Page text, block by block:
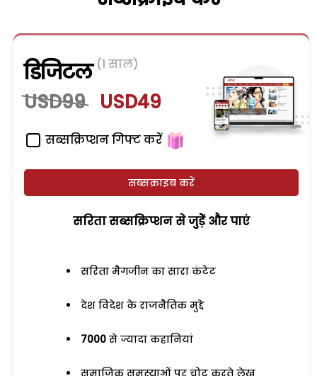
डिजिटल (1 साल)
USD99 USD49
सब्सक्रिप्शन गिफ्ट करें
सब्सक्राइब करें
सरिता सब्सक्रिप्शन से जुड़ेें और पाएं
सरिता मैगजीन का सारा कंटेंट
देश विदेश के राजनैतिक मुद्दे
7000 से ज्यादा कहानियां
समाजिक समस्याओं पर चोट करते लेख